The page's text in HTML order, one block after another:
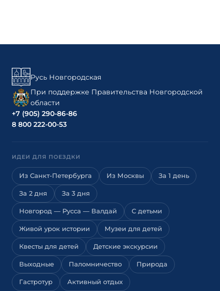
Русь Новгородская
При поддержке Правительства Новгородской
области
+7 (905) 290-86-86
8 800 222-00-53
ИДЕИ ДЛЯ ПОЕЗДКИ
Из Санкт-Петербурга Из Москвы За 1 день
За 2 дня За 3 дня
Новгород — Русса — Валдай С детьми
Живой урок истории Музеи для детей
Квесты для детей Детские экскурсии
Выходные Паломничество Природа
Гастротур Активный отдых